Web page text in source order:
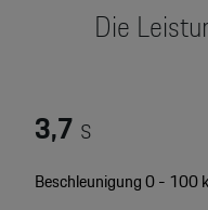
Motorsport & Events
Wir über uns
Newsletter abonnieren
Porsche Gebrauchtwagen
Konfigurator
Die
3,7s
Beschleunigung 0 - 100